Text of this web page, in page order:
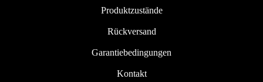
Produktzustände
Rückversand
Garantiebedingungen
Kontakt